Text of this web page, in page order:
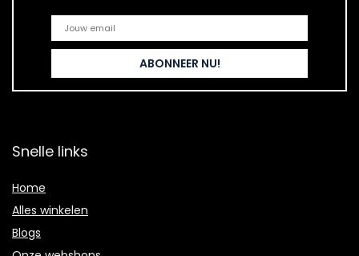
Snelle links
Home
Alles winkelen
Blogs